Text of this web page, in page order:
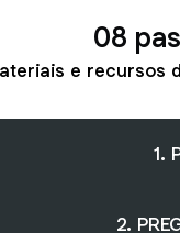
08
e recursos
1.
2.